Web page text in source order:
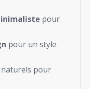
pour
pour un style
naturels pour